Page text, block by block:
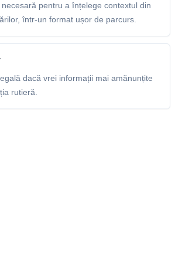
pentru a înțelege contextul din
într-un format ușor de parcurs.
dacă vrei informații mai amănunțite
rutieră.